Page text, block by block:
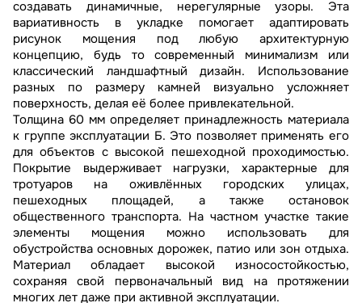
создавать динамичные, нерегулярные узоры. Эта
вариативность в укладке помогает адаптировать
рисунок мощения под любую архитектурную
концепцию, будь то современный минимализм или
классический ландшафтный дизайн. Использование
разных по размеру камней визуально усложняет
поверхность, делая её более привлекательной.
Толщина 60 мм определяет принадлежность материала
к группе эксплуатации Б. Это позволяет применять его
для объектов с высокой пешеходной проходимостью.
Покрытие выдерживает нагрузки, характерные для
тротуаров на оживлённых городских улицах,
пешеходных площадей, а также остановок
общественного транспорта. На частном участке такие
элементы мощения можно использовать для
обустройства основных дорожек, патио или зон отдыха.
Материал обладает высокой износостойкостью,
сохраняя свой первоначальный вид на протяжении
многих лет даже при активной эксплуатации.